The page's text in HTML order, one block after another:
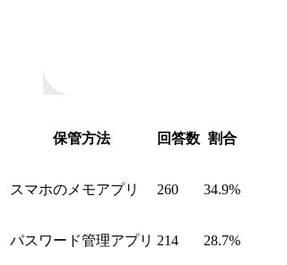
保管方法 回答数 割合
スマホのメモアプリ 260 34.9%
パスワード管理アプリ 214 28.7%